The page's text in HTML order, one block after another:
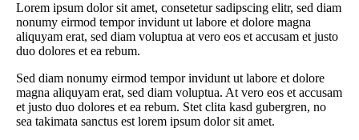
Lorem ipsum dolor sit amet, consetetur sadipscing elitr, sed diam
nonumy eirmod tempor invidunt ut labore et dolore magna
aliquyam erat, sed diam voluptua at vero eos et accusam et justo
duo dolores et ea rebum.
Sed diam nonumy eirmod tempor invidunt ut labore et dolore
magna aliquyam erat, sed diam voluptua. At vero eos et accusam
et justo duo dolores et ea rebum. Stet clita kasd gubergren, no
sea takimata sanctus est lorem ipsum dolor sit amet.